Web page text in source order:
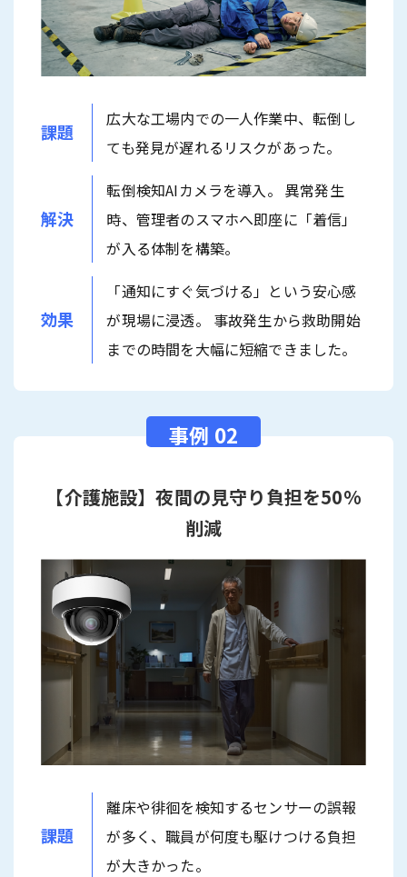
課題
広大な工場内での一人作業中、転倒し
ても発見が遅れるリスクがあった。
解決
転倒検知AIカメラを導入。 異常発生
時、管理者のスマホへ即座に「着信」
が入る体制を構築。
効果
「通知にすぐ気づける」という安心感
が現場に浸透。 事故発生から救助開始
までの時間を大幅に短縮できました。
【介護施設】夜間の見守り負担を50%
削減
課題
離床や徘徊を検知するセンサーの誤報
が多く、職員が何度も駆けつける負担
が大きかった。